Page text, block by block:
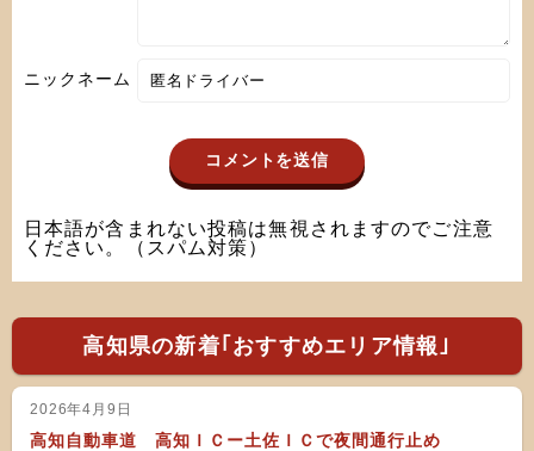
ニックネーム
日本語が含まれない投稿は無視されますのでご注意
ください。（スパム対策）
高知県の新着｢おすすめエリア情報｣
2026年4月9日
高知自動車道 高知ＩＣー土佐ＩＣで夜間通行止め